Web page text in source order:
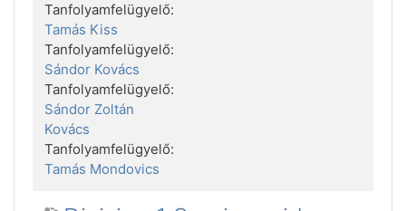
Tanfolyamfelügyelő:
Tamás Kiss
Tanfolyamfelügyelő:
Sándor Kovács
Tanfolyamfelügyelő:
Sándor Zoltán
Kovács
Tanfolyamfelügyelő:
Tamás Mondovics